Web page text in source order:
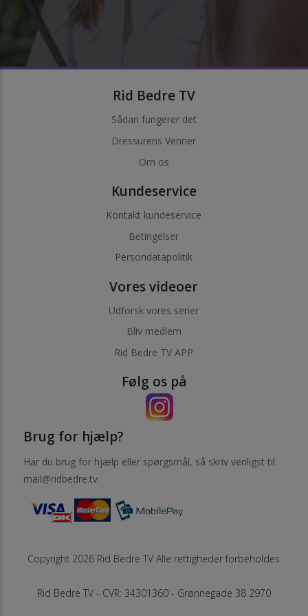
Rid Bedre TV
Sådan fungerer det
Dressurens Venner
Om os
Kundeservice
Kontakt kundeservice
Betingelser
Persondatapolitik
Vores videoer
Udforsk vores serier
Bliv medlem
Rid Bedre TV APP
Følg os på
Brug for hjælp?
Har du brug for hjælp eller spørgsmål, så skriv venligst til
mail@ridbedre.tv
Copyright 2026 Rid Bedre TV Alle rettigheder forbeholdes
Rid Bedre TV - CVR: 34301360 - Grønnegade 38 2970